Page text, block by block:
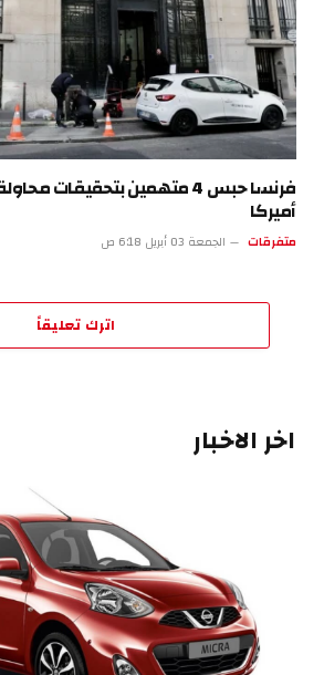
فرنسا حبس 4 متهمين بتحقيقات
أميركا
متفرقات الجمعة 03 أبريل 6:18 ص
اترك تعليقاً
اخر الاخبار